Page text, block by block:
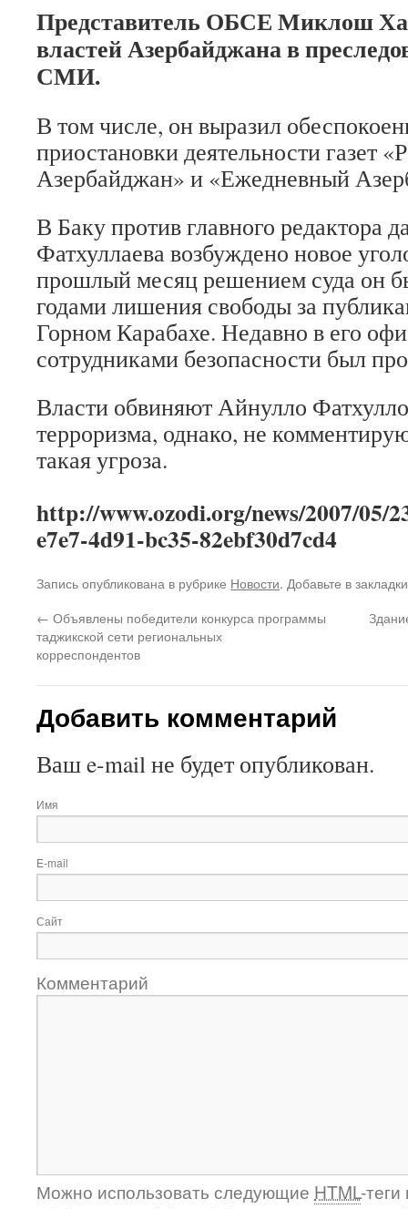
Представитель ОБСЕ Миклош
властей Азербайджана в
СМИ.
В том числе, он выразил
приостановки деятельности газет
Азербайджан» и «Ежедневный
В Баку против главного редактора
Фатхуллаева возбуждено новое
прошлый месяц решением суда он
годами лишения свободы за
Горном Карабахе. Недавно в его
сотрудниками безопасности был
Власти обвиняют Айнулло
терроризма, однако, не
такая угроза.
http://www.ozodi.org/news/2007/05/
e7e7-4d91-bc35-82ebf30d7cd4
Запись опубликована в рубрике Новости. Добавьте в
← Объявлены победители конкурса программы
таджикской сети региональных
корреспондентов
Добавить комментарий
Ваш e-mail не будет опубликован.
Имя
E-mail
Сайт
Комментарий
Можно использовать следующие HTML-